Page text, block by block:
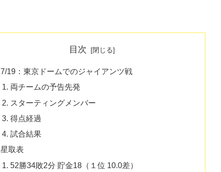
目次
7/19：東京ドームでのジャイアンツ戦
両チームの予告先発
スターティングメンバー
得点経過
試合結果
星取表
52勝34敗2分 貯金18（１位 10.0差）